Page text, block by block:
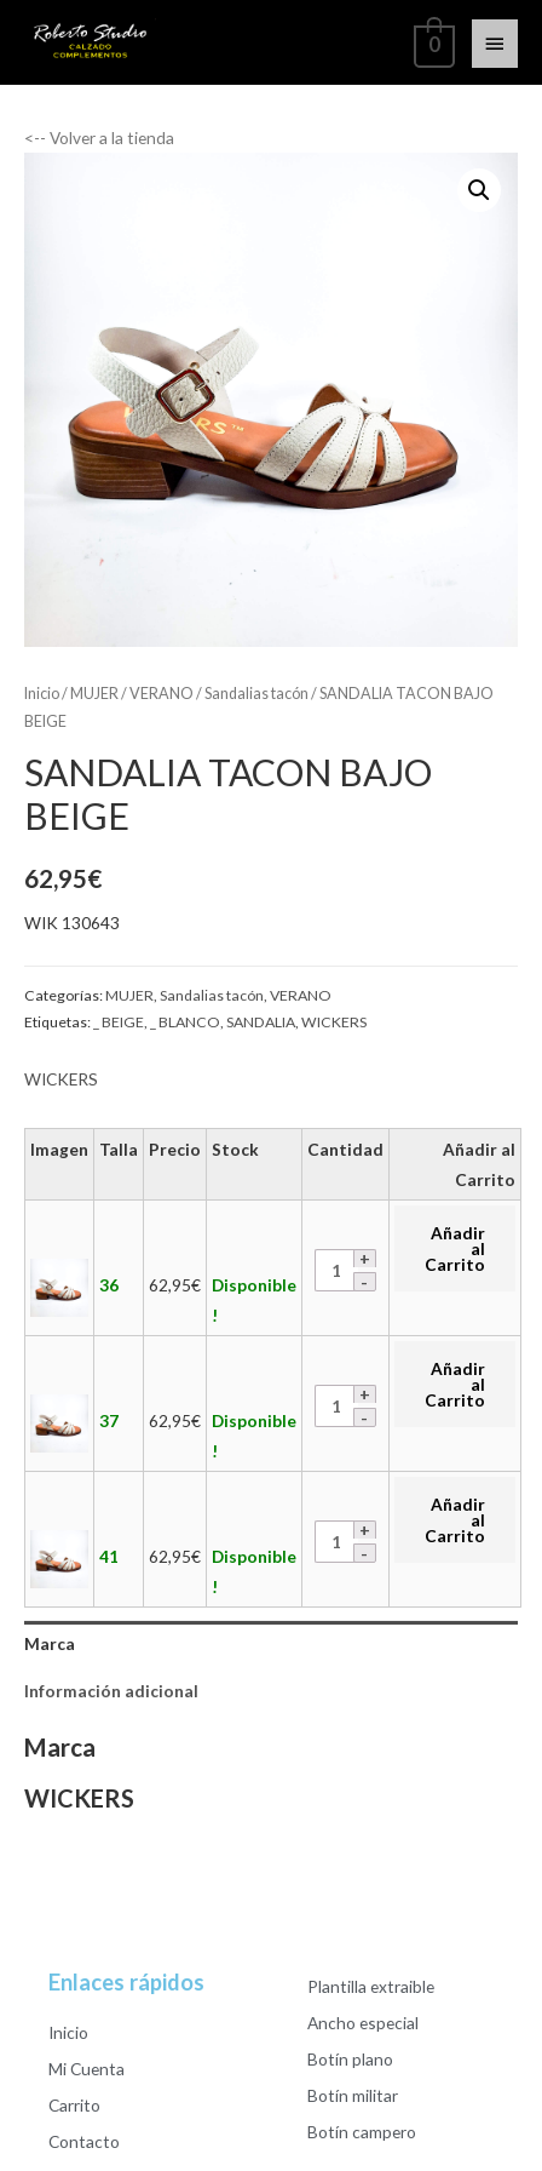
0
<-- Volver a la tienda
Inicio/ MUJER /VERANO /Sandalias tacón / SANDALIA TACON BAJO
BEIGE
SANDALIA TACON BAJO
BEIGE
62,95€
WIK 130643
Categorías:MUJER Sandalias tacón VERANO
Etiquetas: _ BEIGE _ BLANCO SANDALIA WICKERS
WICKERS
Imagen Talla Precio Stock Cantidad
Añadir al
Carrito
36 62,95€ Disponible
!
Añadir
al
Carrito
37 62,95€ Disponible
!
Añadir
al
Carrito
41 62,95€ Disponible
!
Añadir
al
Carrito
Marca
Información adicional
Marca
WICKERS
Enlaces rápidos
Inicio
Mi Cuenta
Carrito
Contacto
Plantilla extraible
Ancho especial
Botín plano
Botín militar
Botín campero